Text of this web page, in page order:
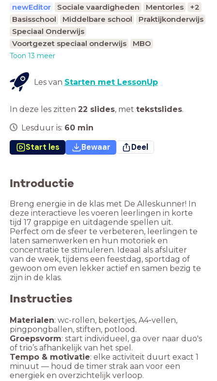
newEditor Sociale vaardigheden Mentorles
+2
Basisschool
Middelbare school
Praktijkonderwijs
Speciaal Onderwijs
Voortgezet speciaal onderwijs
MBO
Toon 13 meer
Les van Starten met LessonUp
In deze les zitten 22 slides, met tekstslides.
Lesduur is: 60 min
Start les Bewaar Deel
Introductie
Breng energie in de klas met De Alleskunner! In
deze interactieve les voeren leerlingen in korte
tijd 17 grappige en uitdagende spellen uit.
Perfect om de sfeer te verbeteren, leerlingen te
laten samenwerken en hun motoriek en
concentratie te stimuleren. Ideaal als afsluiter
van de week, tijdens een feestdag, sportdag of
gewoon om even lekker actief en samen bezig te
zijn in de klas.
Instructies
Materialen: wc-rollen, bekertjes, A4‑vellen,
pingpongballen, stiften, potlood.
Groepsvorm: start individueel, ga over naar duo's
of trio’s afhankelijk van het spel.
Tempo & motivatie: elke activiteit duurt exact 1
minuut — houd de timer strak aan voor een
energiek en overzichtelijk verloop.